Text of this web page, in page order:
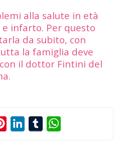
alla salute in età
infarto. Per questo
da subito, con
la famiglia deve
il dottor Fintini del
PinterestLinkedInTumblr